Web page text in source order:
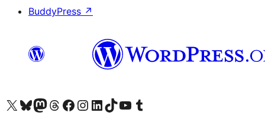
BuddyPress ↗
Visit our X (formerly Twitter) account
Visit our Bluesky account
Visit our Mastodon account
Visit our Threads account
Visit our Facebook page
Visit our Instagram account
Visit our LinkedIn account
Visit our TikTok account
Näytä YouTube-kanava
Visit our Tumblr account